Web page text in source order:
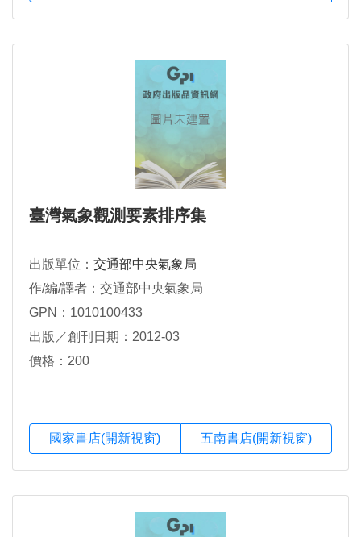
臺灣氣象觀測要素排序集
出版單位： 交通部中央氣象局
作/編/譯者：交通部中央氣象局
GPN：1010100433
出版／創刊日期：2012-03
價格：200
國家書店(開新視窗) 五南書店(開新視窗)